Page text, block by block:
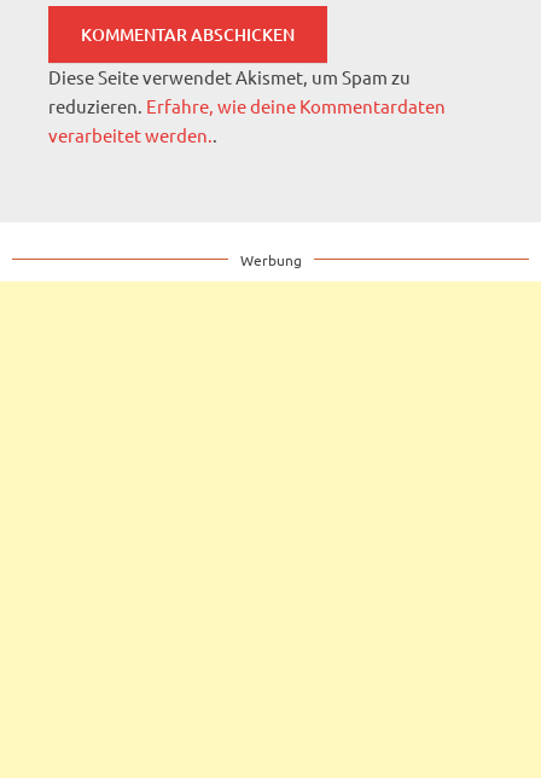
Diese Seite verwendet Akismet, um Spam zu
reduzieren. Erfahre, wie deine Kommentardaten
verarbeitet werden..
Werbung